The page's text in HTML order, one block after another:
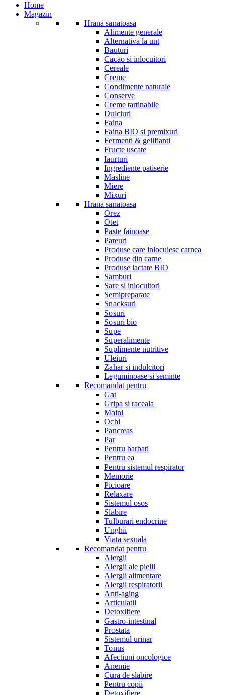
Home
Magazin
Hrana sanatoasa
Alimente generale
Alternativa la unt
Bauturi
Cacao si inlocuitori
Cereale
Creme
Condimente naturale
Conserve
Creme tartinabile
Dulciuri
Faina
Faina BIO si premixuri
Fermenti & gelifianti
Fructe uscate
Iaurturi
Ingrediente patiserie
Masline
Miere
Mixuri
Hrana sanatoasa
Orez
Otet
Paste fainoase
Pateuri
Produse care inlocuiesc carnea
Produse din carne
Produse lactate BIO
Samburi
Sare si inlocuitori
Semipreparate
Snacksuri
Sosuri
Sosuri bio
Supe
Superalimente
Suplimente nutritive
Uleiuri
Zahar si indulcitori
Leguminoase si seminte
Recomandat pentru
Gat
Gripa si raceala
Maini
Ochi
Pancreas
Par
Pentru barbati
Pentru ea
Pentru sistemul respirator
Memorie
Picioare
Relaxare
Sistemul osos
Slabire
Tulburari endocrine
Unghii
Viata sexuala
Recomandat pentru
Alergii
Alergii ale pielii
Alergii alimentare
Alergii respiratorii
Anti-aging
Articulatii
Detoxifiere
Gastro-intestinal
Prostata
Sistemul urinar
Tonus
Afectiuni oncologice
Anemie
Cura de slabire
Pentru copii
Detoxifiere